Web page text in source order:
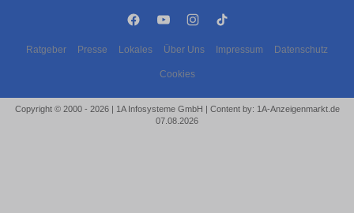
Ratgeber Presse Lokales Über Uns Impressum Datenschutz
Cookies
Copyright © 2000 - 2026 | 1A Infosysteme GmbH | Content by: 1A-Anzeigenmarkt.de
07.08.2026